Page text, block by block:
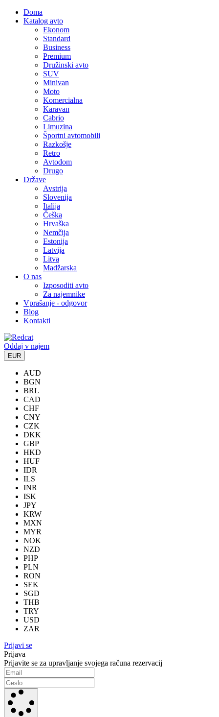
Doma
Katalog avto
Ekonom
Standard
Business
Premium
Družinski avto
SUV
Minivan
Moto
Komercialna
Karavan
Cabrio
Limuzina
Športni avtomobili
Razkošje
Retro
Avtodom
Drugo
Države
Avstrija
Slovenija
Italija
Češka
Hrvaška
Nemčija
Estonija
Latvija
Litva
Madžarska
O nas
Izposoditi avto
Za najemnike
Vprašanje - odgovor
Blog
Kontakti
Oddaj v najem
EUR
AUD
BGN
BRL
CAD
CHF
CNY
CZK
DKK
GBP
HKD
HUF
IDR
ILS
INR
ISK
JPY
KRW
MXN
MYR
NOK
NZD
PHP
PLN
RON
SEK
SGD
THB
TRY
USD
ZAR
Prijavi se
Prijava
Prijavite se za upravljanje svojega računa rezervacij